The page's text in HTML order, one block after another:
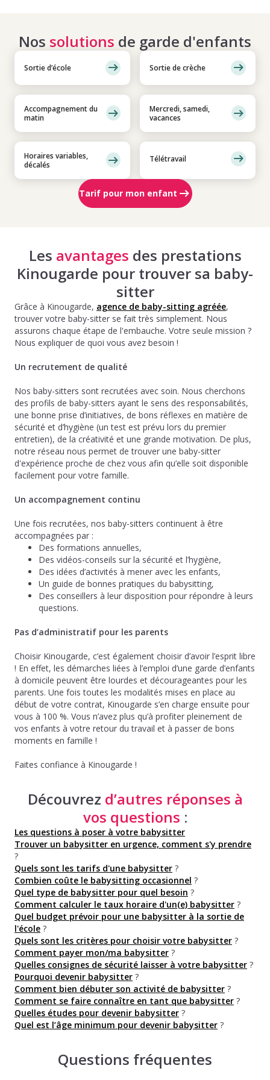
Nos solutions de garde d'enfants
Sortie d’école Sortie de crèche
Accompagnement du
matin
Mercredi, samedi,
vacances
Horaires variables,
décalés
Télétravail
Tarif pour mon enfant
Les avantages des prestations
Kinougarde pour trouver sa baby-
sitter
Grâce à Kinougarde, agence de baby-sitting agréée,
trouver votre baby-sitter se fait très simplement. Nous
assurons chaque étape de l'embauche. Votre seule mission ?
Nous expliquer de quoi vous avez besoin !
Un recrutement de qualité
Nos baby-sitters sont recrutées avec soin. Nous cherchons
des profils de baby-sitters ayant le sens des responsabilités,
une bonne prise d’initiatives, de bons réflexes en matière de
sécurité et d’hygiène (un test est prévu lors du premier
entretien), de la créativité et une grande motivation. De plus,
notre réseau nous permet de trouver une baby-sitter
d'expérience proche de chez vous afin qu’elle soit disponible
facilement pour votre famille.
Un accompagnement continu
Une fois recrutées, nos baby-sitters continuent à être
accompagnées par :
Des formations annuelles,
Des vidéos-conseils sur la sécurité et l’hygiène,
Des idées d’activités à mener avec les enfants,
Un guide de bonnes pratiques du babysitting,
Des conseillers à leur disposition pour répondre à leurs
questions.
Pas d’administratif pour les parents
Choisir Kinougarde, c’est également choisir d’avoir l’esprit libre
! En effet, les démarches liées à l’emploi d’une garde d’enfants
à domicile peuvent être lourdes et décourageantes pour les
parents. Une fois toutes les modalités mises en place au
début de votre contrat, Kinougarde s’en charge ensuite pour
vous à 100 %. Vous n’avez plus qu’à profiter pleinement de
vos enfants à votre retour du travail et à passer de bons
moments en famille !
Faites confiance à Kinougarde !
Découvrez d’autres réponses à
vos questions :
Les questions à poser à votre babysitter
Trouver un babysitter en urgence, comment s'y prendre
?
Quels sont les tarifs d'une babysitter ?
Combien coûte le babysitting occasionnel ?
Quel type de babysitter pour quel besoin ?
Comment calculer le taux horaire d'un(e) babysitter ?
Quel budget prévoir pour une babysitter à la sortie de
l'école ?
Quels sont les critères pour choisir votre babysitter ?
Comment payer mon/ma babysitter ?
Quelles consignes de sécurité laisser à votre babysitter ?
Pourquoi devenir babysitter ?
Comment bien débuter son activité de babysitter ?
Comment se faire connaître en tant que babysitter ?
Quelles études pour devenir babysitter ?
Quel est l’âge minimum pour devenir babysitter ?
Questions fréquentes